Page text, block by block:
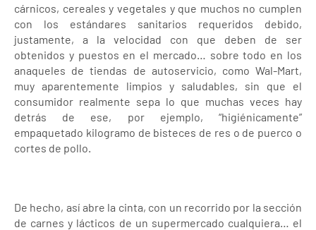
cárnicos, cereales y vegetales y que muchos no cumplen
con los estándares sanitarios requeridos debido,
justamente, a la velocidad con que deben de ser
obtenidos y puestos en el mercado… sobre todo en los
anaqueles de tiendas de autoservicio, como Wal-Mart,
muy aparentemente limpios y saludables, sin que el
consumidor realmente sepa lo que muchas veces hay
detrás de ese, por ejemplo, “higiénicamente”
empaquetado kilogramo de bisteces de res o de puerco o
cortes de pollo.
De hecho, así abre la cinta, con un recorrido por la sección
de carnes y lácticos de un supermercado cualquiera… el